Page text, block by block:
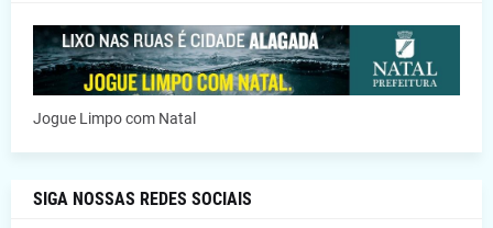
Jogue Limpo com Natal
SIGA NOSSAS REDES SOCIAIS